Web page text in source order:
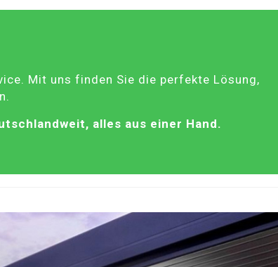
Mit uns finden Sie die perfekte Lösung,
alles aus einer Hand.